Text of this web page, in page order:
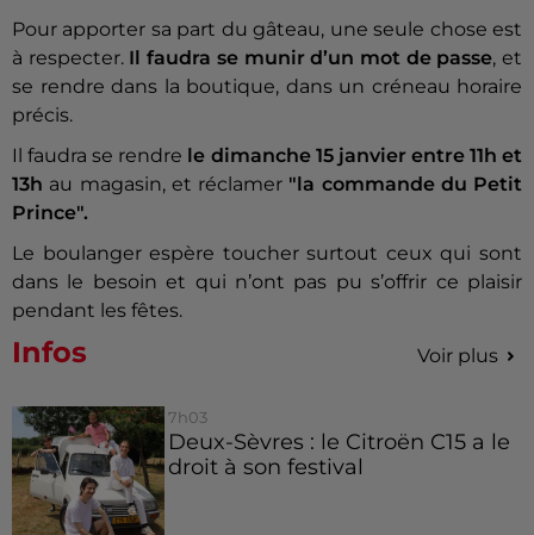
Pour apporter sa part du gâteau, une seule chose est
à respecter. Il faudra se munir d’un mot de passe, et
se rendre dans la boutique, dans un créneau horaire
précis.
Il faudra se rendre le dimanche 15 janvier entre 11h et
13h au magasin, et réclamer "la commande du Petit
Prince".
Le boulanger espère toucher surtout ceux qui sont
dans le besoin et qui n’ont pas pu s’offrir ce plaisir
pendant les fêtes.
Infos Voir plus
7h03
Deux-Sèvres : le Citroën C15 a le
droit à son festival